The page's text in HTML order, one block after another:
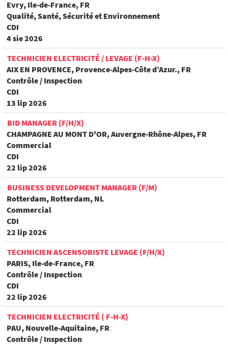
Evry, Ile-de-France, FR
Qualité, Santé, Sécurité et Environnement
CDI
4 sie 2026
TECHNICIEN ELECTRICITÉ / LEVAGE (F-H-X)
AIX EN PROVENCE, Provence-Alpes-Côte d’Azur., FR
Contrôle / Inspection
CDI
13 lip 2026
BID MANAGER (F/H/X)
CHAMPAGNE AU MONT D'OR, Auvergne-Rhône-Alpes, FR
Commercial
CDI
22 lip 2026
BUSINESS DEVELOPMENT MANAGER (F/M)
Rotterdam, Rotterdam, NL
Commercial
CDI
22 lip 2026
TECHNICIEN ASCENSORISTE LEVAGE (F/H/X)
PARIS, Ile-de-France, FR
Contrôle / Inspection
CDI
22 lip 2026
TECHNICIEN ELECTRICITÉ ( F-H-X)
PAU, Nouvelle-Aquitaine, FR
Contrôle / Inspection